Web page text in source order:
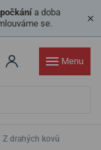
a doba
se.
Menu
Z drahých kovů